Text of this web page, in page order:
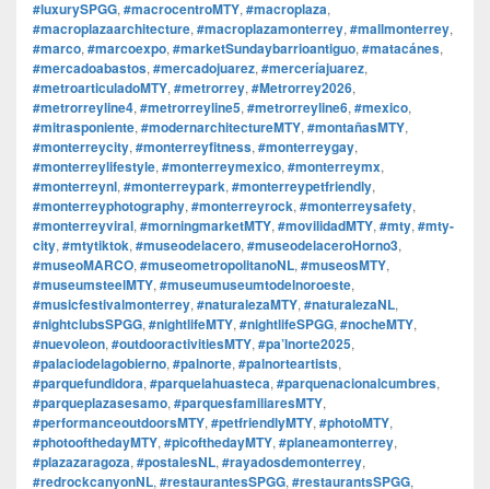
#luxurySPGG, #macrocentroMTY, #macroplaza,
#macroplazaarchitecture, #macroplazamonterrey, #mallmonterrey,
#marco, #marcoexpo, #marketSundaybarrioantiguo, #matacánes,
#mercadoabastos, #mercadojuarez, #merceríajuarez,
#metroarticuladoMTY, #metrorrey, #Metrorrey2026,
#metrorreyline4, #metrorreyline5, #metrorreyline6, #mexico,
#mitrasponiente, #modernarchitectureMTY, #montañasMTY,
#monterreycity, #monterreyfitness, #monterreygay,
#monterreylifestyle, #monterreymexico, #monterreymx,
#monterreynl, #monterreypark, #monterreypetfriendly,
#monterreyphotography, #monterreyrock, #monterreysafety,
#monterreyviral, #morningmarketMTY, #movilidadMTY, #mty, #mty-
city, #mtytiktok, #museodelacero, #museodelaceroHorno3,
#museoMARCO, #museometropolitanoNL, #museosMTY,
#museumsteelMTY, #museumuseumtodelnoroeste,
#musicfestivalmonterrey, #naturalezaMTY, #naturalezaNL,
#nightclubsSPGG, #nightlifeMTY, #nightlifeSPGG, #nocheMTY,
#nuevoleon, #outdooractivitiesMTY, #pa’lnorte2025,
#palaciodelagobierno, #palnorte, #palnorteartists,
#parquefundidora, #parquelahuasteca, #parquenacionalcumbres,
#parqueplazasesamo, #parquesfamiliaresMTY,
#performanceoutdoorsMTY, #petfriendlyMTY, #photoMTY,
#photoofthedayMTY, #picofthedayMTY, #planeamonterrey,
#plazazaragoza, #postalesNL, #rayadosdemonterrey,
#redrockcanyonNL, #restaurantesSPGG, #restaurantsSPGG,